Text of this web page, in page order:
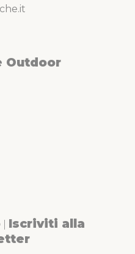
Outdoor
Iscriviti alla